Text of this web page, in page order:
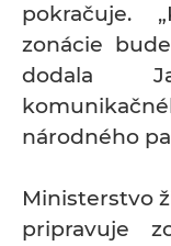
pokračuje.
zonácie
dodala
národného
Ministerstvo
pripravuje